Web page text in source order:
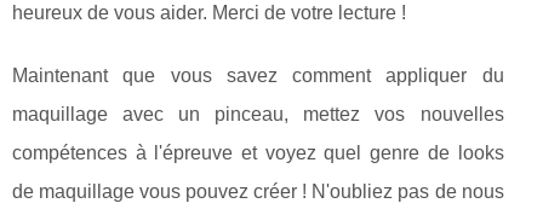
heureux de vous aider. Merci de votre lecture !
Maintenant que vous savez comment appliquer du
maquillage avec un pinceau, mettez vos nouvelles
compétences à l'épreuve et voyez quel genre de looks
de maquillage vous pouvez créer ! N'oubliez pas de nous